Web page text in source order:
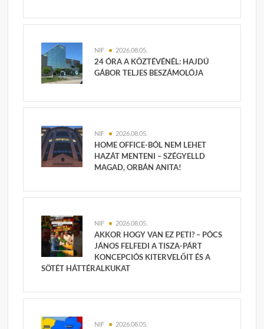
NIF 2026.08.05.
24 ÓRA A KÖZTÉVÉNÉL: HAJDÚ
GÁBOR TELJES BESZÁMOLÓJA
NIF 2026.08.05.
HOME OFFICE-BÓL NEM LEHET
HAZÁT MENTENI – SZÉGYELLD
MAGAD, ORBÁN ANITA!
NIF 2026.08.05.
AKKOR HOGY VAN EZ PETI? – PÓCS
JÁNOS FELFEDI A TISZA-PÁRT
KONCEPCIÓS KITERVELŐIT ÉS A
SÖTÉT HÁTTÉRALKUKAT
NIF 2026.08.05.